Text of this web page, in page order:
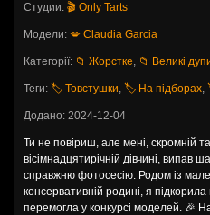
Студии: 🎬 Only Tarts
Модели: 💋 Claudia Garcia
Категорії: 📁 Жорстке, 📁 Великі
Теги: 🏷️ Товстушки, 🏷️ На підборах,
Додано: 2024-12-04
Ти не повіриш, але мені, скромній
вісімнадцятирічній дівчині, випав
справжню фотосесію. Родом із
консервативній родині, я
перемогла у конкурсі моделей. 🎉